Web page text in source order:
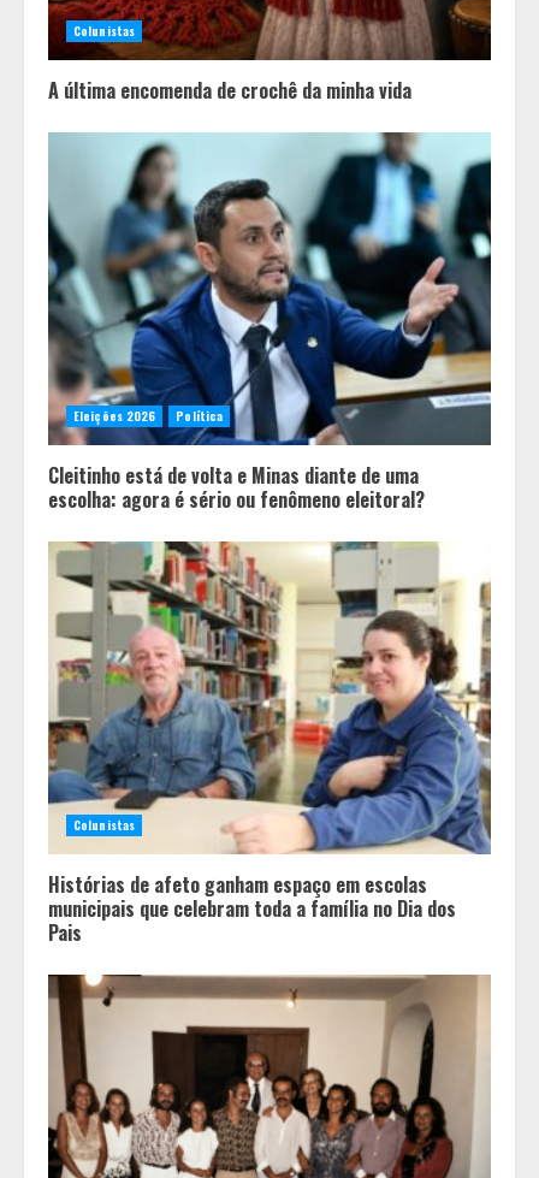
“Bença” Pai
Colunistas
A última encomenda de crochê da minha vida
Eleições 2026 Política
Cleitinho está de volta e Minas diante de uma
escolha: agora é sério ou fenômeno eleitoral?
Colunistas
Histórias de afeto ganham espaço em escolas
municipais que celebram toda a família no Dia dos
Pais